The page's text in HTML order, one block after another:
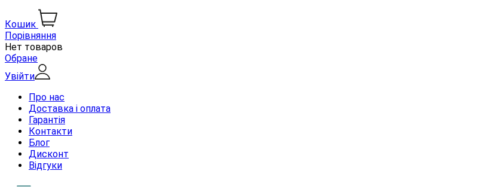
Кошик
Порівняння
Нет товаров
Обране
Увійти
Про нас
Доставка і оплата
Гарантія
Контакти
Блог
Дисконт
Відгуки